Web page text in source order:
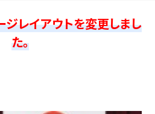
ジレイアウトを変更しまし
た。